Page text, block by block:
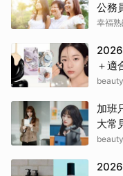
公務
欣賞
幸福
＋適
買
加班
大常
項？